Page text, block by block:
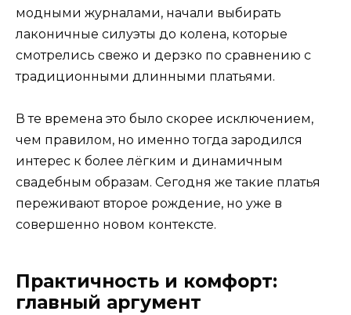
модными журналами, начали выбирать
лаконичные силуэты до колена, которые
смотрелись свежо и дерзко по сравнению с
традиционными длинными платьями.
В те времена это было скорее исключением,
чем правилом, но именно тогда зародился
интерес к более лёгким и динамичным
свадебным образам. Сегодня же такие платья
переживают второе рождение, но уже в
совершенно новом контексте.
Практичность и комфорт:
главный аргумент